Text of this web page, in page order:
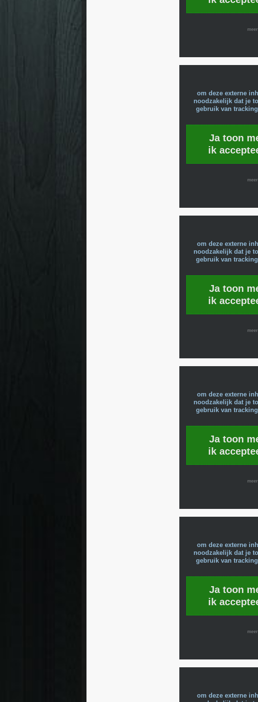
om deze externe
noodzakelijk dat je
gebruik van
Ja toon
ik
om deze externe
noodzakelijk dat je
gebruik van
Ja toon
ik
om deze externe
noodzakelijk dat je
gebruik van
Ja toon
ik
om deze externe
noodzakelijk dat je
gebruik van
Ja toon
ik
om deze externe